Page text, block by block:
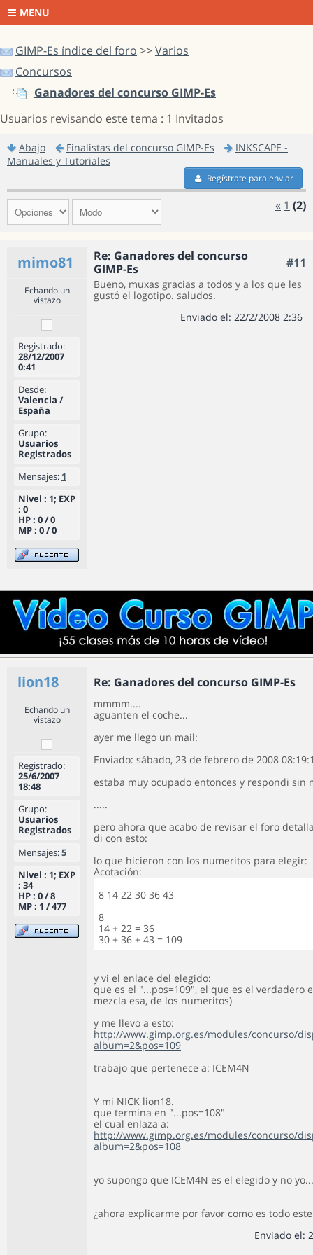
MENU
GIMP-Es índice del foro >>Varios
Concursos
Ganadores del concurso GIMP-Es
Usuarios revisando este tema : 1 Invitados
Abajo Finalistas del concurso GIMP-Es
INKSCAPE -
Manuales y Tutoriales
Regístrate para enviar
« 1 (2)
mimo81
Re: Ganadores del concurso
GIMP-Es
#11
Echando un
vistazo
Registrado:
28/12/2007
0:41
Desde:
Valencia /
España
Grupo:
Usuarios
Registrados
Mensajes: 1
Nivel : 1; EXP
: 0
HP : 0 / 0
MP : 0 / 0
Bueno, muxas gracias a todos y a los que les
gustó el logotipo. saludos.
Enviado el: 22/2/2008 2:36
lion18 Re: Ganadores del concurso GIMP-Es
Echando un
vistazo
Registrado:
25/6/2007
18:48
Grupo:
Usuarios
Registrados
Mensajes:5
Nivel : 1; EXP
: 34
HP : 0 / 8
MP : 1 / 477
mmmm....
aguanten el coche...
ayer me llego un mail:
Enviado: sábado, 23 de febrero de 2008
estaba muy ocupado entonces y respondi sin
.....
pero ahora que acabo de revisar el foro
di con esto:
lo que hicieron con los numeritos para elegir:
Acotación:
8 14 22 30 36 43
8
14 + 22 = 36
30 + 36 + 43 = 109
y vi el enlace del elegido:
que es el "...pos=109", el que es el verdadero
mezcla esa, de los numeritos)
y me llevo a esto:
http://www.gimp.org.es/modules/concurso/
album=2&pos=109
trabajo que pertenece a: ICEM4N
Y mi NICK lion18.
que termina en "...pos=108"
el cual enlaza a:
http://www.gimp.org.es/modules/concurso/
album=2&pos=108
yo supongo que ICEM4N es el elegido y no yo...
¿ahora explicarme por favor como es todo
Enviado el: